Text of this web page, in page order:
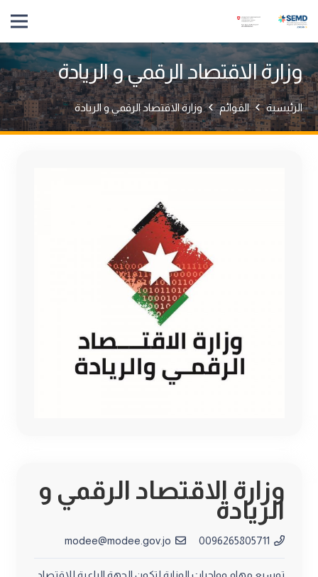
وزارة الاقتصاد الرقمي و الريادة
الرئيسية القوائم وزارة الاقتصاد الرقمي و الريادة
وزارة الاقتصاد الرقمي و
الريادة
0096265805711
modee@modee.gov.jo
توسيع مهام وواجبات الوزارة لتكون الجهة الراعية للاقتصاد